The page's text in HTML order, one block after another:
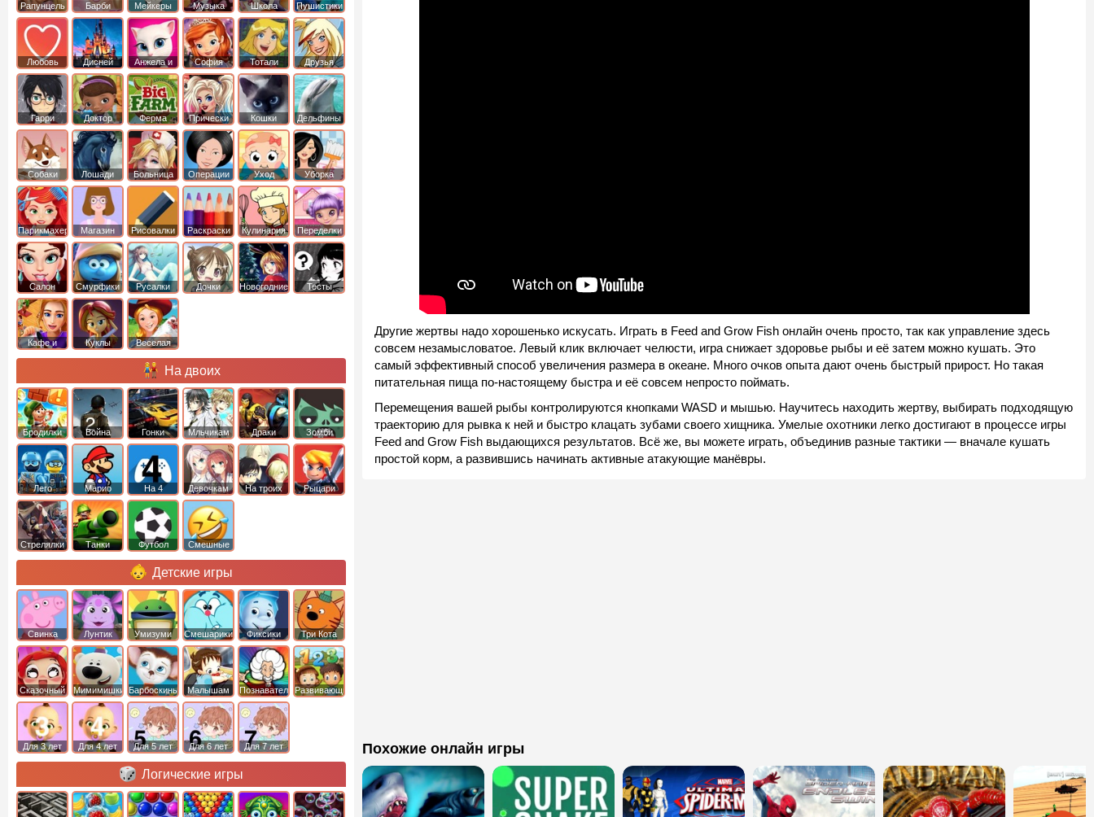
Другие жертвы надо хорошенько искусать. Играть в Feed and Grow Fish онлайн очень просто, так как управление здесь
совсем незамысловатое. Левый клик включает челюсти, игра снижает здоровье рыбы и её затем можно кушать. Это
самый эффективный способ увеличения размера в океане. Много очков опыта дают очень быстрый прирост. Но такая
питательная пища по-настоящему быстра и её совсем непросто поймать.
Перемещения вашей рыбы контролируются кнопками WASD и мышью. Научитесь находить жертву, выбирать подходящую
траекторию для рывка к ней и быстро клацать зубами своего хищника. Умелые охотники легко достигают в процессе игры
Feed and Grow Fish выдающихся результатов. Всё же, вы можете играть, объединив разные тактики — вначале кушать
простой корм, а развившись начинать активные атакующие манёвры.
Похожие онлайн игры
Рапунцель Барби Мейкеры Музыка Школа Пушистики
Любовь Дисней
Анжела и
том
София
Прекрасная
Тотали
Спайс
Друзья
ангелов
Гарри
Поттер
Доктор
Плюшева
Ферма Прически Кошки Дельфины
Собаки Лошади Больница Операции Уход Уборка
Парикмахер Магазин Рисовалки Раскраски Кулинария Переделки
Салон Смурфики Русалки Дочки Новогодние Тесты
Кафе и
Куклы
Веселая
На двоих
Бродилки Война Гонки Мльчикам Драки Зомби
Лего Марио На 4 Девочкам На троих Рыцари
Стрелялки Танки Футбол Смешные
Детские игры
Свинка
Пеппа
Лунтик Умизуми Смешарики Фиксики Три Кота
Сказочный
патруль
Мимимишки Барбоскины Малышам ПознавательныеРазвивающие
Для 3 лет Для 4 лет Для 5 лет Для 6 лет Для 7 лет
Логические игры